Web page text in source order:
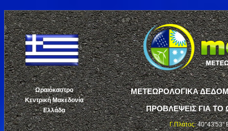
Ωραιόκαστρο
Κεντρική Μακεδονία
Ελλάδα
ΜΕΤΕΩΡΟΛΟΓΙΚΑ
ΠΡΟΒΛΕΨΕΙΣ ΓΙΑ ΤΟ
Γ.Πλάτος:40°43'53"